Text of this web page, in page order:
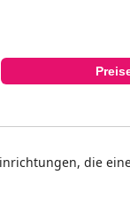
die